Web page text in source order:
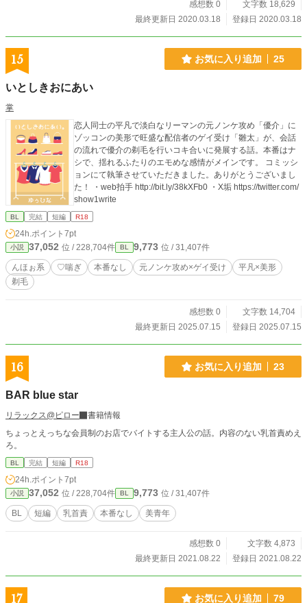
感想数 0
文字数 18,629
最終更新日 2020.03.18
登録日 2020.03.18
15 お気に入り追加 25
いとしきおにあい
掌
恋人同士の平凡で淡白なリーマンの元ノンケ攻め「優介」に
ゾッコンの美形で旺盛な配信者のゲイ受け「雛太」が、会話
の流れで優介の剃毛を行いコキ合いに発展する話。本番はナ
シで、揺れるふたりのエモめな感情がメインです。 コミッシ
ョンにて執筆させていただきました。ありがとうございまし
た！ ・web拍手 http://bit.ly/38kXFb0 ・X垢 https://twitter.com/
show1write
BL 完結 短編 R18
24h.ポイント 7pt
小説 37,052 位 / 228,704件 BL 9,773 位 / 31,407件
んほぉ系 ♡喘ぎ 本番なし 元ノンケ攻め×ゲイ受け
平凡×美形
剃毛
感想数 0
文字数 14,704
最終更新日 2025.07.15
登録日 2025.07.15
16 お気に入り追加 23
BAR blue star
リラックス@ピロー
書籍情報
ちょっとえっちな会員制のお店でバイトする主人公の話。内容のない乳首責めえ
ろ。
BL 完結 短編 R18
24h.ポイント 7pt
小説 37,052 位 / 228,704件 BL 9,773 位 / 31,407件
BL 短編 乳首責 本番なし 美青年
感想数 0
文字数 4,873
最終更新日 2021.08.22
登録日 2021.08.22
17 お気に入り追加 79